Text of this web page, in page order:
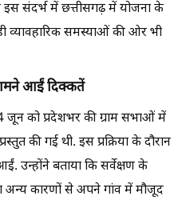
इस संदर्भ में छत्तीसगढ़ में योजना के
व्यावहारिक समस्याओं की ओर भी
आईं दिक्कतें
जून को प्रदेशभर की ग्राम सभाओं में
की गई थी. इस प्रक्रिया के दौरान
उन्होंने बताया कि सर्वेक्षण के
अन्य कारणों से अपने गांव में मौजूद